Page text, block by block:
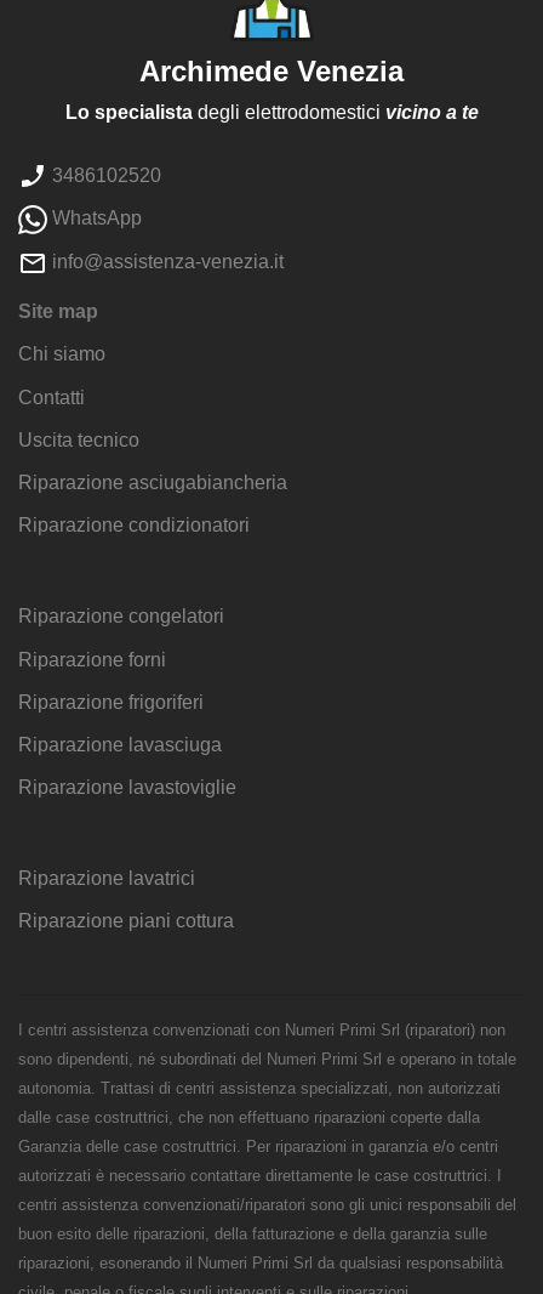
Archimede Venezia
Lo specialistadegli elettrodomestici vicino a te
3486102520
WhatsApp
info@assistenza-venezia.it
Site map
Chi siamo
Contatti
Uscita tecnico
Riparazione asciugabiancheria
Riparazione condizionatori
Riparazione congelatori
Riparazione forni
Riparazione frigoriferi
Riparazione lavasciuga
Riparazione lavastoviglie
Riparazione lavatrici
Riparazione piani cottura
I centri assistenza convenzionati con Numeri Primi Srl (riparatori) non
sono dipendenti, né subordinati del Numeri Primi Srl e operano in totale
autonomia. Trattasi di centri assistenza specializzati, non autorizzati
dalle case costruttrici, che non effettuano riparazioni coperte dalla
Garanzia delle case costruttrici. Per riparazioni in garanzia e/o centri
autorizzati è necessario contattare direttamente le case costruttrici. I
centri assistenza convenzionati/riparatori sono gli unici responsabili del
buon esito delle riparazioni, della fatturazione e della garanzia sulle
riparazioni, esonerando il Numeri Primi Srl da qualsiasi responsabilità